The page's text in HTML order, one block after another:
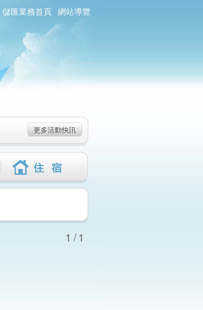
儲匯業務首頁 網站導覽
更多活動快訊
1/1